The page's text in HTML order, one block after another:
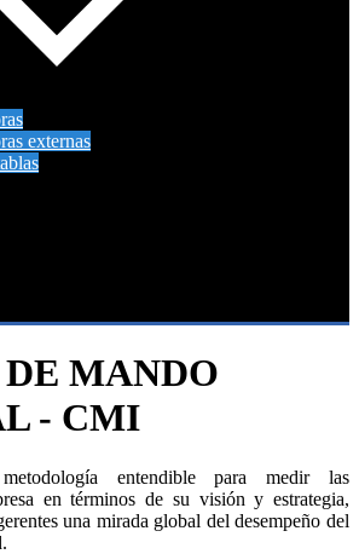
externas
MANDO
- CMI
entendible para medir las
en términos de su visión y estrategia,
una mirada global del desempeño del